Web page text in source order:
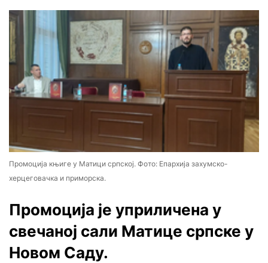
Промоција књиге у Матици српској. Фото: Епархија захумско-
херцеговачка и приморска.
Промоција је уприличена у
свечаној сали Матице српске у
Новом Саду.